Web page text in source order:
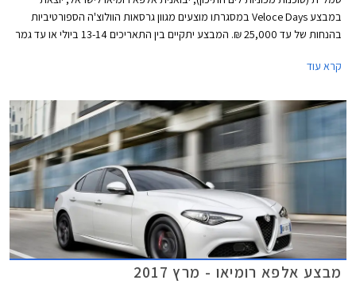
במבצע Veloce Days במסגרתו מוצעים מגוון גרסאות הוולוצ'ה הספורטיביות
בהנחות של עד 25,000 ₪. המבצע יתקיים בין התאריכים 13-14 ביולי או עד גמר
קרא עוד
מבצע אלפא רומיאו - מרץ 2017